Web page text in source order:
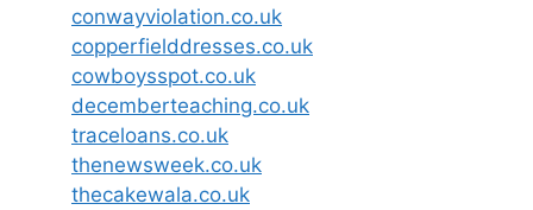
conwayviolation.co.uk
copperfielddresses.co.uk
cowboysspot.co.uk
decemberteaching.co.uk
traceloans.co.uk
thenewsweek.co.uk
thecakewala.co.uk